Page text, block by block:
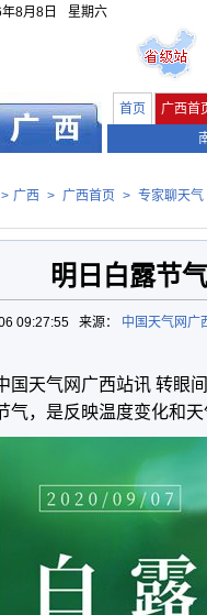
8月8日 星期六
首页 广西首
> 广西 > 广西首页 > 专家聊天气
明日白露节
09:27:55 来源： 中国天气网广
国天气网广西站讯 转眼
气，是反映温度变化和天